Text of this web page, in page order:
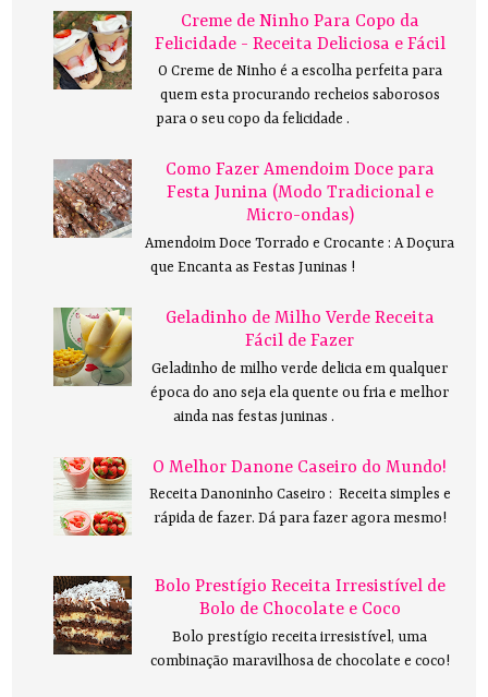
Creme de Ninho Para Copo da
Felicidade - Receita Deliciosa e Fácil
O Creme de Ninho é a escolha perfeita para
quem esta procurando recheios saborosos
para o seu copo da felicidade .
Como Fazer Amendoim Doce para
Festa Junina (Modo Tradicional e
Micro-ondas)
Amendoim Doce Torrado e Crocante : A Doçura
que Encanta as Festas Juninas !
Geladinho de Milho Verde Receita
Fácil de Fazer
Geladinho de milho verde delicia em qualquer
época do ano seja ela quente ou fria e melhor
ainda nas festas juninas .
O Melhor Danone Caseiro do Mundo!
Receita Danoninho Caseiro : Receita simples e
rápida de fazer. Dá para fazer agora mesmo!
Bolo Prestígio Receita Irresistível de
Bolo de Chocolate e Coco
Bolo prestígio receita irresistível, uma
combinação maravilhosa de chocolate e coco!